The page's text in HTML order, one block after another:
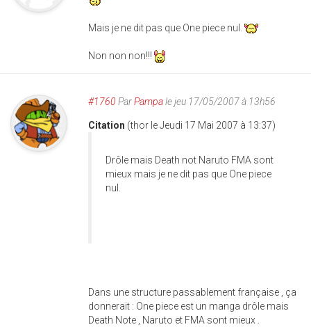
Mais je ne dit pas que One piece nul.
Non non non!!!
#1760 ParPampale jeu 17/05/2007 à 13h56
Citation (thor le Jeudi 17 Mai 2007 à 13:37)
Drôle mais Death not Naruto FMA sont
mieux mais je ne dit pas que One piece
nul.
Dans une structure passablement française , ça
donnerait : One piece est un manga drôle mais
Death Note , Naruto et FMA sont mieux .